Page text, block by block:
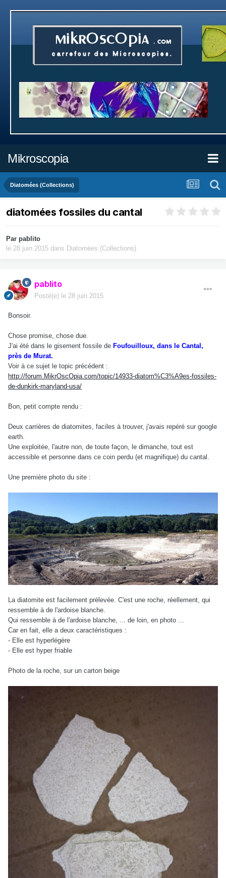
Mikroscopia
Diatomées (Collections)
diatomées fossiles du cantal
Par pablito
le 28 juin 2015 dans Diatomées (Collections)
pablito
Posté(e) le 28 juin 2015
Bonsoir.
Chose promise, chose due.
J'ai été dans le gisement fossile de Foufouilloux, dans le Cantal,
près de Murat.
Voir à ce sujet le topic précédent :
http://forum.MikrOscOpia.com/topic/14933-diatom%C3%A9es-fossiles-
de-dunkirk-maryland-usa/
Bon, petit compte rendu :
Deux carrières de diatomites, faciles à trouver, j'avais repéré sur google
earth.
Une exploitée, l'autre non, de toute façon, le dimanche, tout est
accessible et personne dans ce coin perdu (et magnifique) du cantal.
Une première photo du site :
La diatomite est facilement prélevée. C'est une roche, réellement, qui
ressemble à de l'ardoise blanche.
Qui ressemble à de l'ardoise blanche, ... de loin, en photo ...
Car en fait, elle a deux caractéristiques :
- Elle est hyperlégère
- Elle est hyper friable
Photo de la roche, sur un carton beige